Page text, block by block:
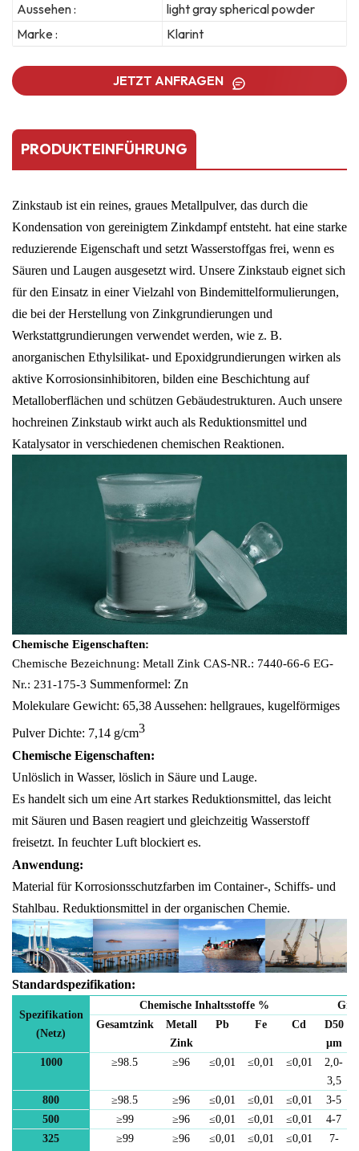
Aussehen :
light gray spherical powder
Marke :
Klarint
JETZT ANFRAGEN
PRODUKTEINFÜHRUNG
Zinkstaub ist ein reines, graues Metallpulver, das durch die
Kondensation von gereinigtem Zinkdampf entsteht. hat eine starke
reduzierende Eigenschaft und setzt Wasserstoffgas frei, wenn es
Säuren und Laugen ausgesetzt wird. Unsere Zinkstaub eignet sich
für den Einsatz in einer Vielzahl von Bindemittelformulierungen,
die bei der Herstellung von Zinkgrundierungen und
Werkstattgrundierungen verwendet werden, wie z. B.
anorganischen Ethylsilikat- und Epoxidgrundierungen wirken als
aktive Korrosionsinhibitoren, bilden eine Beschichtung auf
Metalloberflächen und schützen Gebäudestrukturen. Auch unsere
hochreinen Zinkstaub wirkt auch als Reduktionsmittel und
Katalysator in verschiedenen chemischen Reaktionen.
Chemische Eigenschaften:
Chemische Bezeichnung: Metall Zink CAS-NR.: 7440-66-6 EG-
Nr.: 231-175-3 Summenformel: Zn
Molekulare Gewicht: 65,38 Aussehen: hellgraues, kugelförmiges
PulverDichte: 7,14 g/cm3
Chemische Eigenschaften:
Unlöslich in Wasser, löslich in Säure und Lauge.
Es handelt sich um eine Art starkes Reduktionsmittel, das leicht
mit Säuren und Basen reagiert und gleichzeitig Wasserstoff
freisetzt. In feuchter Luft blockiert es.
Anwendung:
Material für Korrosionsschutzfarben im Container-, Schiffs- und
Stahlbau. Reduktionsmittel in der organischen Chemie.
Standardspezifikation:
Spezifikation
(Netz)
Chemische Inhaltsstoffe %
Gesamtzink
Metall
Zink
Pb Fe Cd
D50
μm
1000 ≥98 .5 ≥96 ≤0,01 ≤0,01 ≤0,01
2,0-
3,5
800
≥98 .5 ≥96 ≤0,01 ≤0,01 ≤0,01
3-5
500
≥99 ≥96 ≤0,01 ≤0,01 ≤0,01
4-7
325
≥99 ≥96 ≤0,01 ≤0,01 ≤0,01
7-